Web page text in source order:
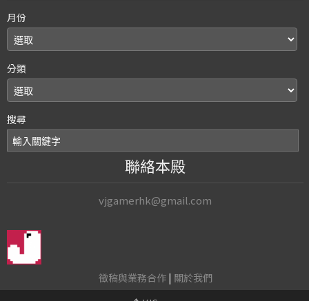
月份
分類
搜尋
聯絡本殿
vjgamerhk@gmail.com
徵稿與業務合作| 關於我們